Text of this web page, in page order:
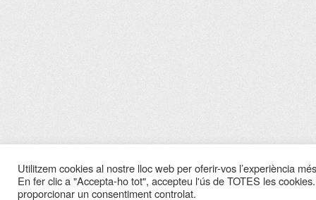
Utilitzem cookies al nostre lloc web per oferir-vos l’experiència
En fer clic a "Accepta-ho tot", accepteu l'ús de TOTES les
proporcionar un consentiment controlat.